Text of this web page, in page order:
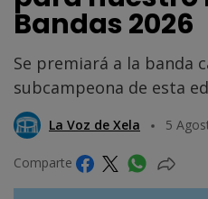
Bandas 2026
Se premiará a la banda
subcampeona de esta
La Voz de Xela 5
Comparte